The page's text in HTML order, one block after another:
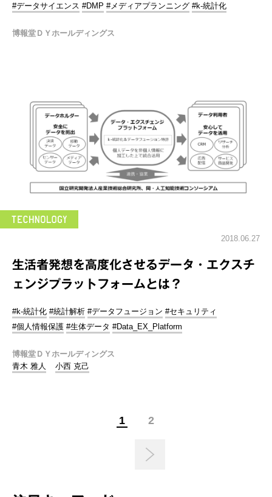
#データサイエンス #DMP #メディアプランニング #k-統計化
博報堂ＤＹホールディングス
2018.06.27
生活者発想を高度化させるデータ・エクスチ
ェンジプラットフォームとは？
#k-統計化 #統計解析 #データフュージョン #セキュリティ
#個人情報保護 #生体データ #Data_EX_Platform
博報堂ＤＹホールディングス
青木 雅人
小西 克己
1 2